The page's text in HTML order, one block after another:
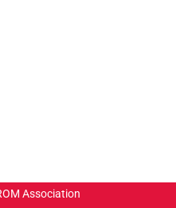
Association